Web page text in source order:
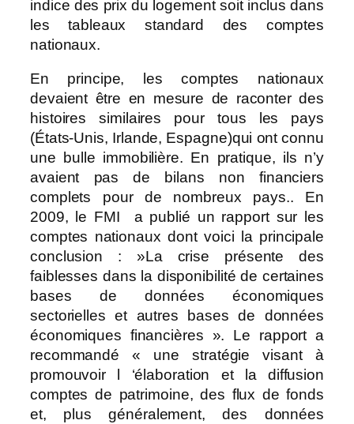
indice des prix du logement soit inclus dans
les tableaux standard des comptes
nationaux.
En principe, les comptes nationaux
devaient être en mesure de raconter des
histoires similaires pour tous les pays
(États-Unis, Irlande, Espagne)qui ont connu
une bulle immobilière. En pratique, ils n’y
avaient pas de bilans non financiers
complets pour de nombreux pays.. En
2009, le FMI a publié un rapport sur les
comptes nationaux dont voici la principale
conclusion : »La crise présente des
faiblesses dans la disponibilité de certaines
bases de données économiques
sectorielles et autres bases de données
économiques financières ». Le rapport a
recommandé « une stratégie visant à
promouvoir l ‘élaboration et la diffusion
comptes de patrimoine, des flux de fonds
et, plus généralement, des données